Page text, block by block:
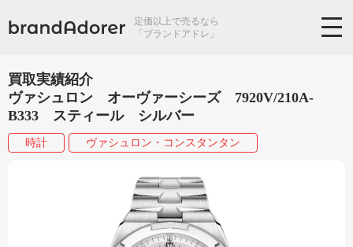
定価以上で売るなら
「ブランドアドレ」
買取実績紹介
ヴァシュロン オーヴァーシーズ 7920V/210A-
B333 スティール シルバー
時計 ヴァシュロン・コンスタンタン